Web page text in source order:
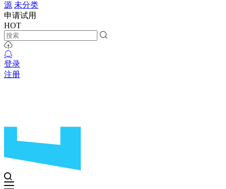
源 未分类
申请试用
HOT
登录
注册